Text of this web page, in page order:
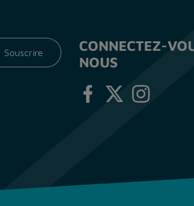
CONNECTEZ-
NOUS